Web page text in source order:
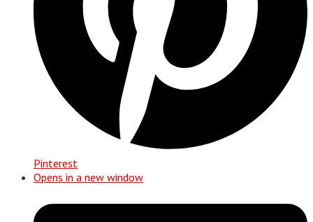
Pinterest
Opens in a new window